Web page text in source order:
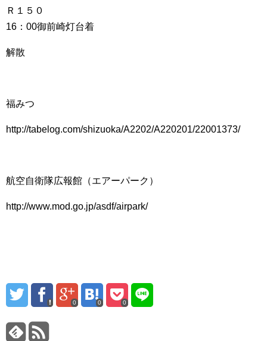
Ｒ１５０
16：00御前崎灯台着
解散
福みつ
http://tabelog.com/shizuoka/A2202/A220201/22001373/
航空自衛隊広報館（エアーパーク）
http://www.mod.go.jp/asdf/airpark/
0 0 0